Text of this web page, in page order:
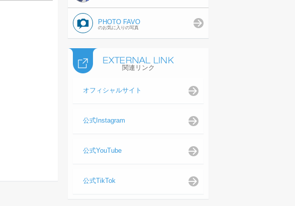
PHOTO FAVO
のお気に入りの写真
関連リンク
オフィシャルサイト
公式Instagram
公式YouTube
公式TikTok